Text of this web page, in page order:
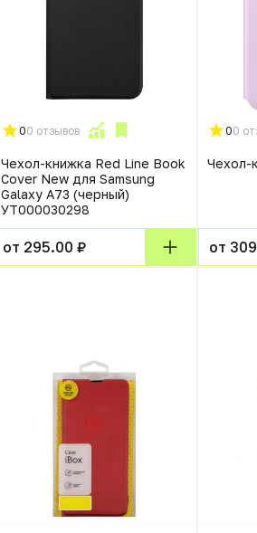
00 отзывов
Чехол-книжка Red Line Book
Cover New для Samsung
Galaxy A73 (черный)
УТ000030298
от 295.00 ₽
00
Чехол-
от